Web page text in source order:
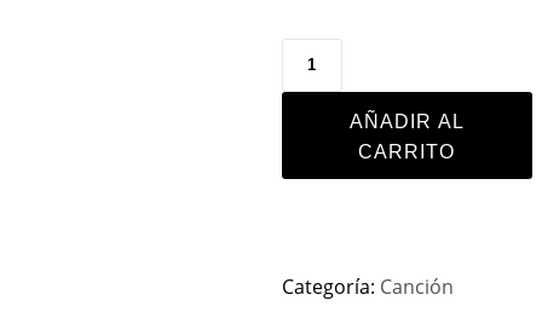
AÑADIR AL
CARRITO
Categoría: Canción